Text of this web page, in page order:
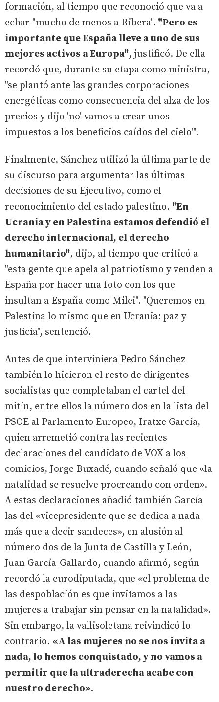
formación, al tiempo que reconoció que va a
echar "mucho de menos a Ribera". "Pero es
importante que España lleve a uno de sus
mejores activos a Europa", justificó. De ella
recordó que, durante su etapa como ministra,
"se plantó ante las grandes corporaciones
energéticas como consecuencia del alza de los
precios y dijo 'no' vamos a crear unos
impuestos a los beneficios caídos del cielo'".
Finalmente, Sánchez utilizó la última parte de
su discurso para argumentar las últimas
decisiones de su Ejecutivo, como el
reconocimiento del estado palestino. "En
Ucrania y en Palestina estamos defendió el
derecho internacional, el derecho
humanitario", dijo, al tiempo que criticó a
"esta gente que apela al patriotismo y venden a
España por hacer una foto con los que
insultan a España como Milei". "Queremos en
Palestina lo mismo que en Ucrania: paz y
justicia", sentenció.
Antes de que interviniera Pedro Sánchez
también lo hicieron el resto de dirigentes
socialistas que completaban el cartel del
mitin, entre ellos la número dos en la lista del
PSOE al Parlamento Europeo, Iratxe García,
quien arremetió contra las recientes
declaraciones del candidato de VOX a los
comicios, Jorge Buxadé, cuando señaló que «la
natalidad se resuelve procreando con orden».
A estas declaraciones añadió también García
las del «vicepresidente que se dedica a nada
más que a decir sandeces», en alusión al
número dos de la Junta de Castilla y León,
Juan García-Gallardo, cuando afirmó, según
recordó la eurodiputada, que «el problema de
las despoblación es que invitamos a las
mujeres a trabajar sin pensar en la natalidad».
Sin embargo, la vallisoletana reivindicó lo
contrario. «A las mujeres no se nos invita a
nada, lo hemos conquistado, y no vamos a
permitir que la ultraderecha acabe con
nuestro derecho».